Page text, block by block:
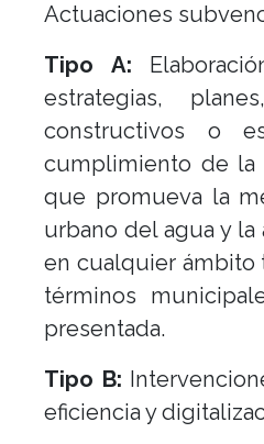
Actuaciones
Tipo A:
estrategias,
constructivos o
cumplimiento de la
que promueva la
urbano del agua y
en cualquier ámbito
términos
presentada.
Tipo B:
eficiencia y